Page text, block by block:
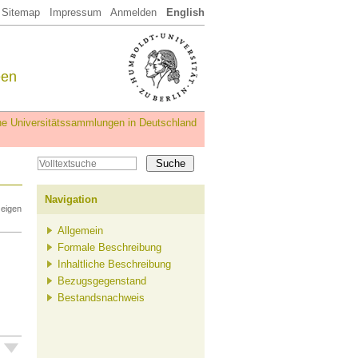
Sitemap Impressum Anmelden English
Universitätssammlungen in Deutschland
Navigation
Allgemein
Formale Beschreibung
Inhaltliche Beschreibung
Bezugsgegenstand
Bestandsnachweis